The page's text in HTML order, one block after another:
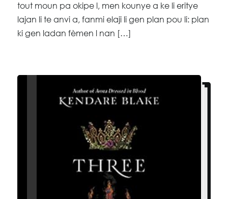
tout moun pa okipe l, men kounye a ke li eritye
lajan li te anvi a, fanmi elaji li gen plan pou li: plan
ki gen ladan fèmen l nan […]